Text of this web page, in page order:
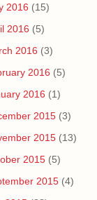
2016 (15)
2016 (5)
2016 (3)
2016 (5)
2016 (1)
2015 (3)
2015 (13)
2015 (5)
2015 (4)